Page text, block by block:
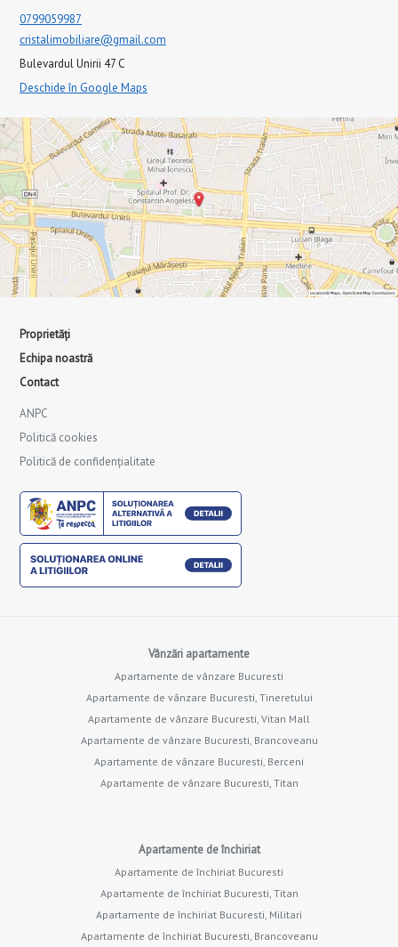
0799059987
cristalimobiliare@gmail.com
Bulevardul Unirii 47 C
Deschide în Google Maps
Proprietăți
Echipa noastră
Contact
ANPC
Politică cookies
Politică de confidențialitate
Vânzări apartamente
Apartamente de vânzare Bucuresti
Apartamente de vânzare Bucuresti, Tineretului
Apartamente de vânzare Bucuresti, Vitan Mall
Apartamente de vânzare Bucuresti, Brancoveanu
Apartamente de vânzare Bucuresti, Berceni
Apartamente de vânzare Bucuresti, Titan
Apartamente de închiriat
Apartamente de închiriat Bucuresti
Apartamente de închiriat Bucuresti, Titan
Apartamente de închiriat Bucuresti, Militari
Apartamente de închiriat Bucuresti, Brancoveanu